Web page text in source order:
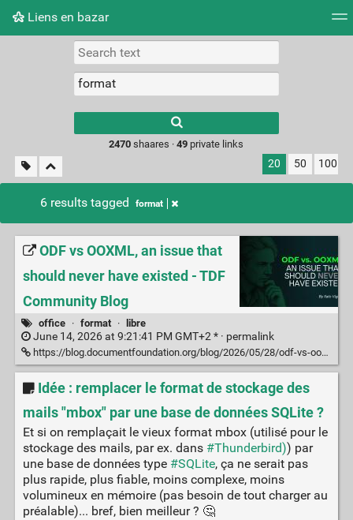
Liens en bazar
Picture wall
2470 shaares ·49 private links
20 50 100
6 results tagged format
ODF vs OOXML, an issue that
should never have existed - TDF
Community Blog
office · format · libre
June 14, 2026 at 9:21:41 PM GMT+2 * · permalink
https://blog.documentfoundation.org/blog/2026/05/28/odf-vs-ooxml-an-issue-that-should-never-have-existed/
Idée : remplacer le format de stockage des
mails "mbox" par une base de données SQLite ?
Et si on remplaçait le vieux format mbox (utilisé pour le
stockage des mails, par ex. dans #Thunderbird)) par
une base de données type #SQLite, ça ne serait pas
plus rapide, plus fiable, moins complexe, moins
volumineux en mémoire (pas besoin de tout charger au
préalable)... bref, bien meilleur ? 🤔